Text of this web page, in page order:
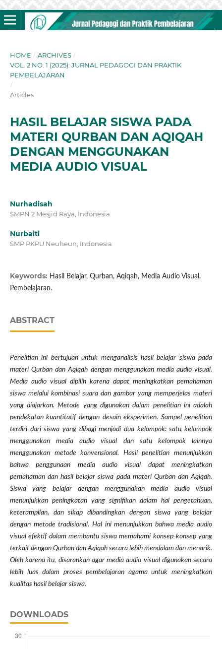
HOME / ARCHIVES /
VOL. 2 NO. 1 (2025): JURNAL PEDAGOGI DAN PRAKTIK
PEMBELAJARAN
/
Articles
HASIL BELAJAR SISWA PADA
MATERI QURBAN DAN AQIQAH
DENGAN MENGGUNAKAN
MEDIA AUDIO VISUAL
Nurhadisah
SMPN 2 Mesjid Raya, Indonesia
Nurbaiti
SMP PKPU Neuheun, Indonesia
Keywords: Hasil Belajar, Qurban, Aqiqah, Media Audio Visual,
Pembelajaran.
ABSTRACT
Penelitian ini bertujuan untuk menganalisis hasil belajar siswa pada
materi Qurban dan Aqiqah dengan menggunakan media audio visual.
Media audio visual dipilih karena dapat meningkatkan pemahaman
siswa melalui kombinasi suara dan gambar yang memperjelas materi
yang diajarkan. Metode yang digunakan dalam penelitian ini adalah
pendekatan kuantitatif dengan desain eksperimen. Sampel penelitian
terdiri dari siswa yang dibagi menjadi dua kelompok: satu kelompok
menggunakan media audio visual dan satu kelompok lainnya
menggunakan metode konvensional. Hasil penelitian menunjukkan
bahwa penggunaan media audio visual dapat meningkatkan
pemahaman dan hasil belajar siswa pada materi Qurban dan Aqiqah.
Siswa yang belajar dengan menggunakan media audio visual
menunjukkan peningkatan yang signifikan dalam hal pengetahuan,
keterampilan, dan sikap dibandingkan dengan siswa yang belajar
dengan metode tradisional. Hal ini menunjukkan bahwa media audio
visual efektif dalam membantu siswa memahami konsep-konsep yang
terkait dengan Qurban dan Aqiqah secara lebih mendalam dan menarik.
Oleh karena itu, disarankan agar media audio visual digunakan secara
lebih luas dalam proses pembelajaran agama untuk meningkatkan
kualitas hasil belajar siswa.
DOWNLOADS